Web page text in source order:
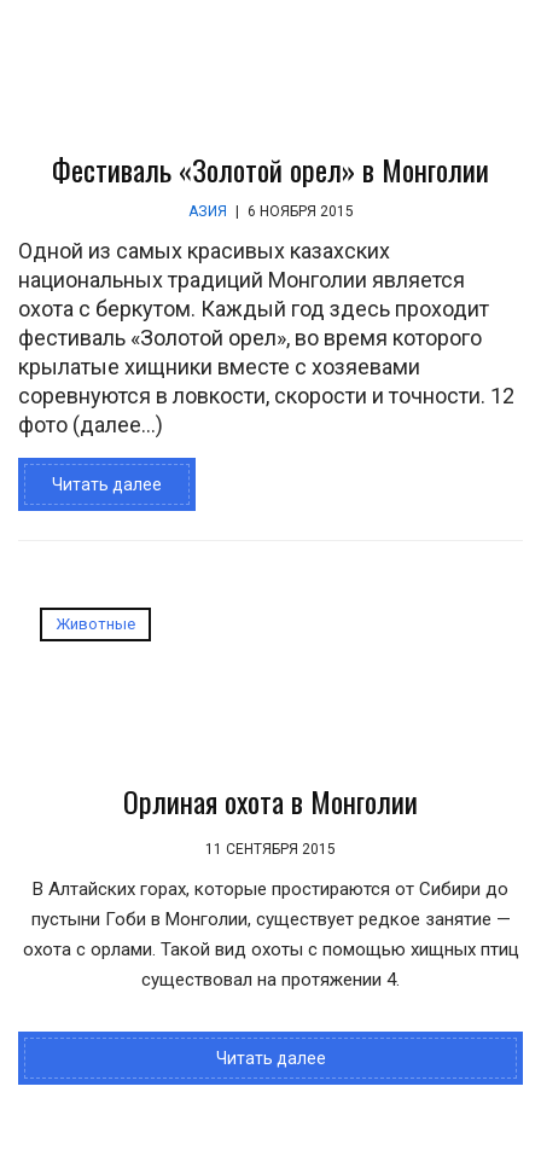
Фестиваль «Золотой орел» в Монголии
АЗИЯ 6 НОЯБРЯ 2015
Одной из самых красивых казахских
национальных традиций Монголии является
охота с беркутом. Каждый год здесь проходит
фестиваль «Золотой орел», во время которого
крылатые хищники вместе с хозяевами
соревнуются в ловкости, скорости и точности. 12
фото (далее…)
Читать далее
Животные
Орлиная охота в Монголии
11 СЕНТЯБРЯ 2015
В Алтайских горах, которые простираются от Сибири до
пустыни Гоби в Монголии, существует редкое занятие —
охота с орлами. Такой вид охоты с помощью хищных птиц
существовал на протяжении 4.
Читать далее